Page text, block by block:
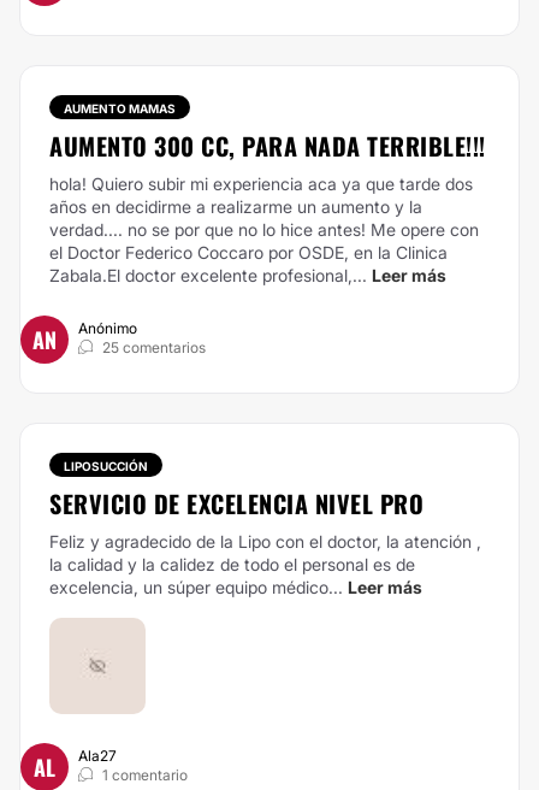
AUMENTO MAMAS
AUMENTO 300 CC, PARA NADA TERRIBLE!!!
hola! Quiero subir mi experiencia aca ya que tarde dos
años en decidirme a realizarme un aumento y la
verdad.... no se por que no lo hice antes! Me opere con
el Doctor Federico Coccaro por OSDE, en la Clinica
Zabala.El doctor excelente profesional,... Leer más
AN
Anónimo
25 comentarios
LIPOSUCCIÓN
SERVICIO DE EXCELENCIA NIVEL PRO
Feliz y agradecido de la Lipo con el doctor, la atención ,
la calidad y la calidez de todo el personal es de
excelencia, un súper equipo médico... Leer más
AL
Ala27
1 comentario